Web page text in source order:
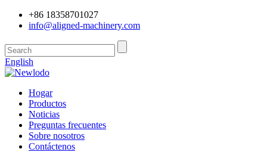
+86 18358701027
info@aligned-machinery.com
English
Hogar
Productos
Noticias
Preguntas frecuentes
Sobre nosotros
Contáctenos